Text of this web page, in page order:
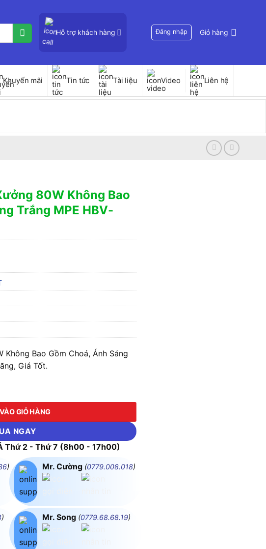
Hỗ trợ khách hàng Đăng nhập Giỏ hàng
Khuyến mãi Tin tức Tài liệu Video Liên hệ
80W Không Bao
Trắng MPE HBV-
Không Bao Gồm Choá, Ánh Sáng
Giá Tốt.
Bao Gồm Choá, Ánh Sáng Trắng MPE HBV-80T số lượng
GIỎ HÀNG
NGAY
Thứ 2 - Thứ 7 (8h00 - 17h00)
)
)
Mr. Cường (0779.008.018)
Mr. Song (0779.68.68.19)